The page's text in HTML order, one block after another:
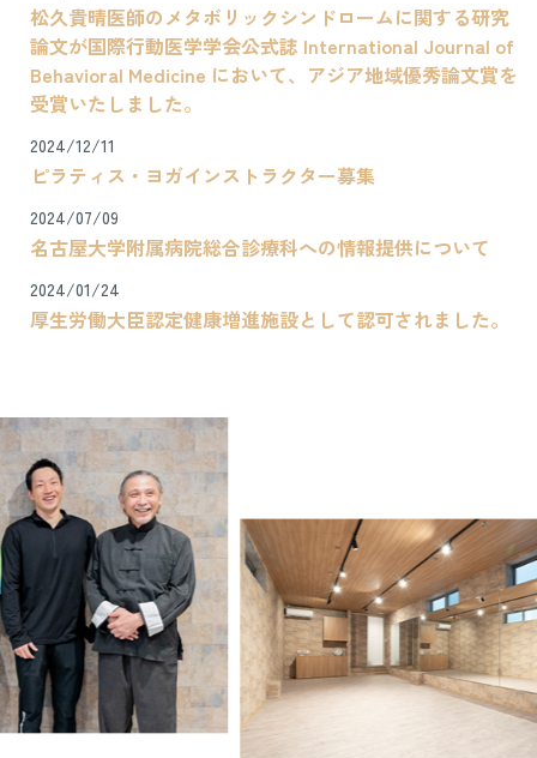
松久貴晴医師のメタボリックシンドロームに関する研究
論文が国際行動医学学会公式誌 International Journal of
Behavioral Medicine において、アジア地域優秀論文賞を
受賞いたしました。
2024/12/11
ピラティス・ヨガインストラクター募集
2024/07/09
名古屋大学附属病院総合診療科への情報提供について
2024/01/24
厚生労働大臣認定健康増進施設として認可されました。